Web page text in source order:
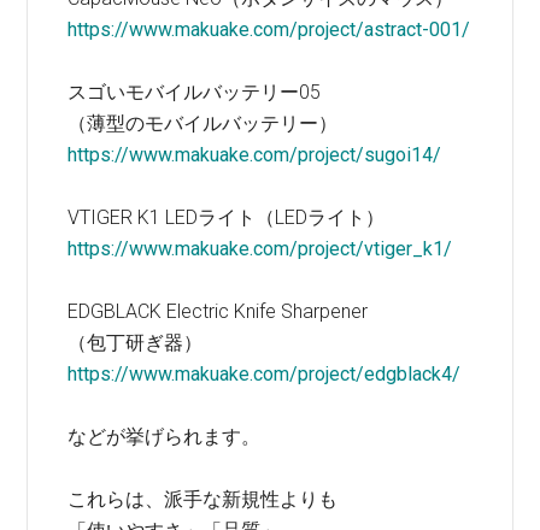
https://www.makuake.com/project/astract-001/
スゴいモバイルバッテリー05
（薄型のモバイルバッテリー）
https://www.makuake.com/project/sugoi14/
VTIGER K1 LEDライト（LEDライト）
https://www.makuake.com/project/vtiger_k1/
EDGBLACK Electric Knife Sharpener
（包丁研ぎ器）
https://www.makuake.com/project/edgblack4/
などが挙げられます。
これらは、派手な新規性よりも